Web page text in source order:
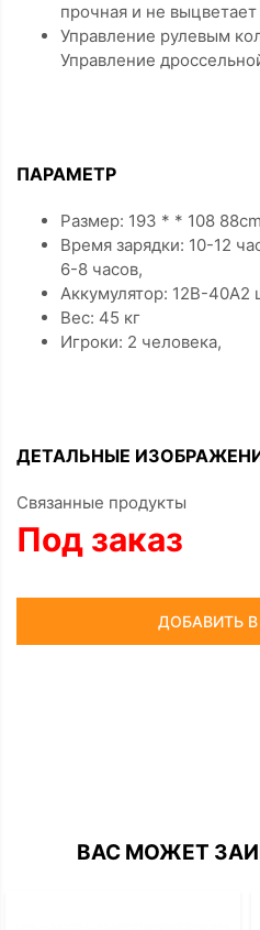
прочная и не выцветает
Управление рулевым
Управление
ПАРАМЕТР
Размер: 193 * * 108 88cm
Время зарядки: 10-12
6-8 часов,
Аккумулятор: 12В-40А2
Вес: 45 кг
Игроки: 2 человека,
ДЕТАЛЬНЫЕ
Связанные продукты
Под заказ
ДОБАВИТЬ
ВАС МОЖЕТ